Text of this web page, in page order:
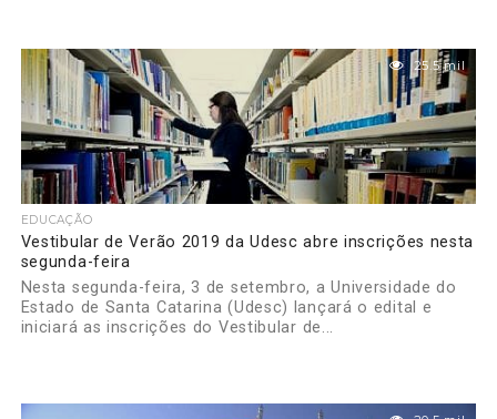
25.5 mil
EDUCAÇÃO
Vestibular de Verão 2019 da Udesc abre inscrições nesta
segunda-feira
Nesta segunda-feira, 3 de setembro, a Universidade do
Estado de Santa Catarina (Udesc) lançará o edital e
iniciará as inscrições do Vestibular de...